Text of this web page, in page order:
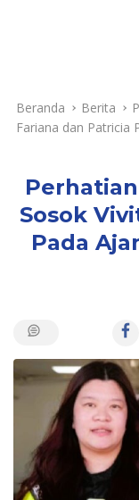
Beranda Berita
Fariana dan Patricia
Sosok
Pada